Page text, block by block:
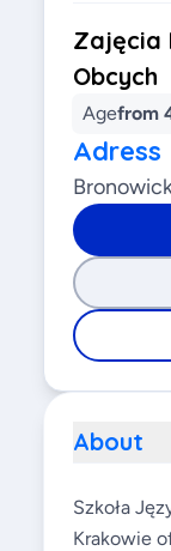
Zajęcia
Obcych
Agefrom
Adress
About
Szkoła
Krakowie